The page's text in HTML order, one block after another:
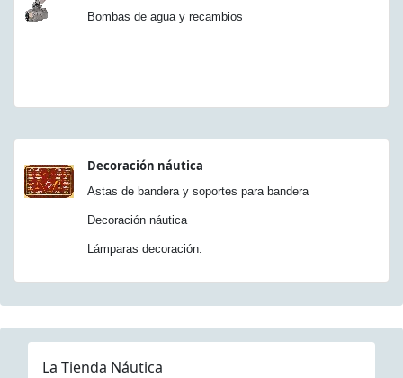
Bombas de agua y recambios
Decoración náutica
Astas de bandera y soportes para bandera
Decoración náutica
Lámparas decoración.
La Tienda Náutica